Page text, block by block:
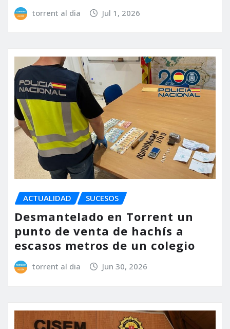
torrent al dia Jul 1, 2026
ACTUALIDAD SUCESOS
Desmantelado en Torrent un
punto de venta de hachís a
escasos metros de un colegio
torrent al dia Jun 30, 2026